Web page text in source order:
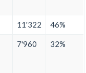
11'322 46%
7'960 32%